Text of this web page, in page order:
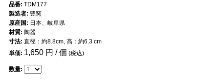
品番: TDM177
製造者: 豊窯
原産国: 日本、岐阜県
材質: 陶器
寸法: 直径：約8.8cm, 高：約6.3 cm
単価: 1,650円 / 個 (税込)
数量: